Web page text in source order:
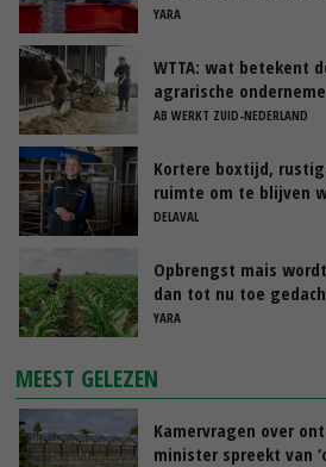
YARA
WTTA: wat betekent
agrarische
uitzendkrachten?
AB WERKT ZUID-NEDERLAND
Kortere boxtijd,
ruimte om te blijven
DELAVAL
Opbrengst mais
dan tot nu toe
YARA
MEEST GELEZEN
Kamervragen over
minister spreekt van